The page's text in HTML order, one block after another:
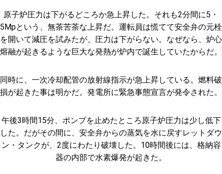
原子炉圧力は下がるどころか急上昇した。それも2分間に5・
5Mpという、無茶苦茶な上昇だ。運転員は慌てて安全弁の元栓
を開いて減圧を試みたが、圧力は下がらない。なぜなら、炉心
熔融が起きるような巨大な発熱が炉内で誕生していたからだ。
同時に、一次冷却配管の放射線指示が急上昇している。燃料破
損が起きた事は明かだ。発電所に緊急事態宣言が発令された。
午後3時間15分、ポンプを止めたところ原子炉圧力は少し低下
した。だがその間に、安全弁からの蒸気を水に戻すレットダウ
ン・タンクが、2度にわたり破壊した。10時間後には、格納容
器の内部で水素爆発が起きた。